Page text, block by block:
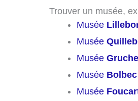
Trouver un musée,
Musée
Musée
Musée
Musée Bolbec
Musée